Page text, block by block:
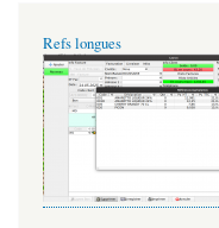
Refs longues